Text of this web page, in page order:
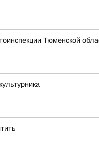
Тюменской